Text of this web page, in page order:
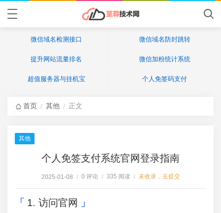
微信域名检测接口 微信域名防封跳转
提升网站流量排名 微信加粉统计系统
超值服务器与挂机宝 个人免签码支付
首页 / 其他 / 正文
其他
个人免签支付系统官网登录指南
2025-01-08 / 0 评论 / 335 阅读 / 未收录，去提交
1. 访问官网